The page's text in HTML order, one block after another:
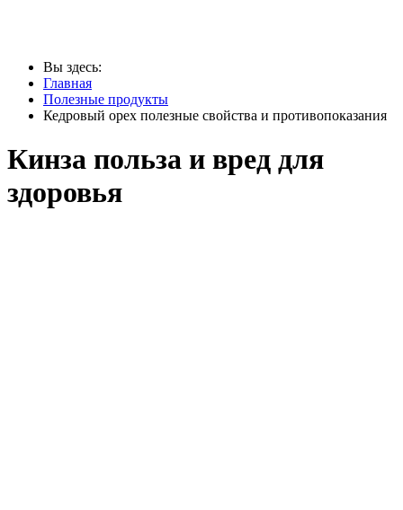
Вы здесь:
Главная
Полезные продукты
Кедровый орех полезные свойства и противопоказания
Кинза польза и вред для
здоровья